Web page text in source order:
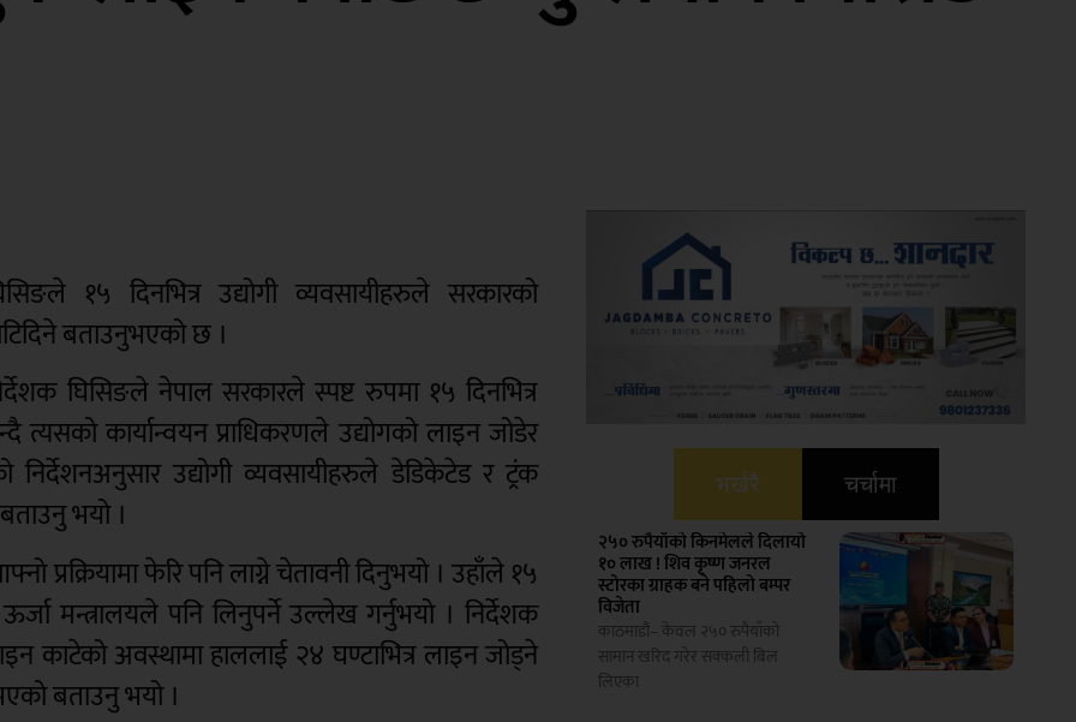
१५ दिनभित्र उद्योगी व्यवसायीहरुले सरकारको
बताउनुभएको छ ।
घिसिङले नेपाल सरकारले स्पष्ट रुपमा १५ दिनभित्र
त्यसको कार्यान्वयन प्राधिकरणले उद्योगको लाइन जोडेर
उद्योगी व्यवसायीहरुले डेडिकेटेड र ट्रंक
भयो ।
प्रक्रियामा फेरि पनि लाग्ने चेतावनी दिनुभयो । उहाँले १५
मन्त्रालयले पनि लिनुपर्ने उल्लेख गर्नुभयो । निर्देशक
काटेको अवस्थामा हाललाई २४ घण्टाभित्र लाइन जोड्ने
बताउनु भयो ।
भर्खरै चर्चामा
२५० रुपैयाँको किनमेलले दिलायो
१० लाख ! शिव कृष्ण जनरल
स्टोरका ग्राहक बने पहिलो बम्पर
विजेता
काठमाडौं– केवल २५० रुपैयाँको
सामान खरिद गरेर सक्कली बिल
लिएका